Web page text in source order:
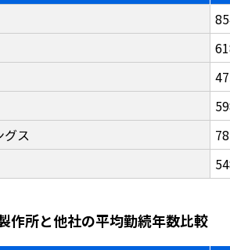
グス
作所と他社の平均勤続年数比較